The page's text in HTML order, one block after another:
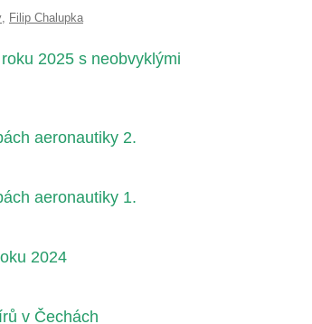
, Filip Chalupka
2025 s neobvyklými
aeronautiky 2.
aeronautiky 1.
2024
v Čechách